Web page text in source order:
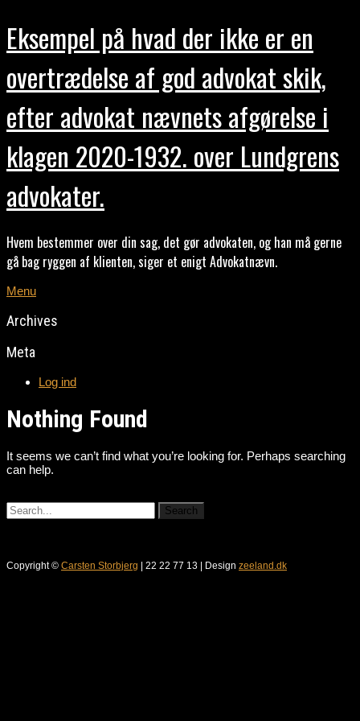
Eksempel på hvad der ikke er en
overtrædelse af god advokat skik,
efter advokat nævnets afgørelse i
klagen 2020-1932. over Lundgrens
advokater.
Hvem bestemmer over din sag, det gør advokaten, og han må gerne
gå bag ryggen af klienten, siger et enigt Advokatnævn.
Menu
Archives
Meta
Log ind
Nothing Found
It seems we can’t find what you’re looking for. Perhaps searching
can help.
Copyright © Carsten Storbjerg | 22 22 77 13 | Design zeeland.dk